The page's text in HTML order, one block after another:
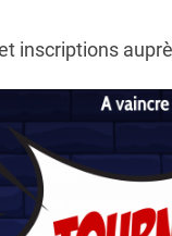
inscriptions